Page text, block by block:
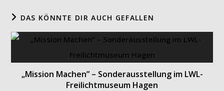
DAS KÖNNTE DIR AUCH GEFALLEN
„Mission Machen” – Sonderausstellung im LWL-
Freilichtmuseum Hagen